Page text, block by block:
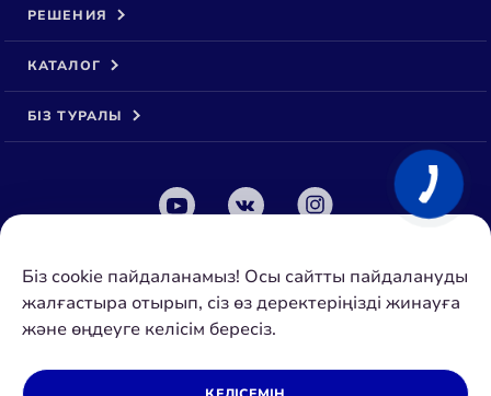
Біз cookie пайдаланамыз! Осы сайтты пайдалануды
жалғастыра отырып, сіз өз деректеріңізді жинауға
және өңдеуге келісім бересіз.
РЕШЕНИЯ
КАТАЛОГ
БІЗ ТУРАЛЫ
© 2026 Аквафор ЖШҚ
Барлық құқықтар қорғалған
ҚАЗАҚСТАН